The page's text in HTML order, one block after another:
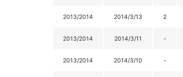
2013/2014 2014/3/13 2
2013/2014 2014/3/11 -
2013/2014 2014/3/10 -